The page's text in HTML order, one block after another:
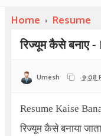
Home › Resume
रिज्यूम कैसे बनाए
Umesh 9:08
Resume Kaise
रिज्यूम कैसे बनाया